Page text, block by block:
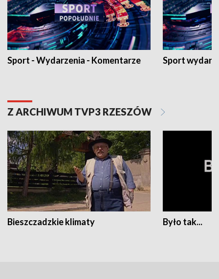
Sport - Wydarzenia - Komentarze Sport
Z ARCHIWUM TVP3 RZESZÓW
Bieszczadzkie klimaty Było tak...